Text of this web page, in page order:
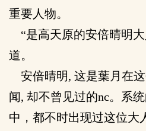
重要人物。
“是高天原的安倍晴明
道。
安倍晴明, 这是葉月在
闻, 却不曾见过的nc。系
中，都不时出现过这位大